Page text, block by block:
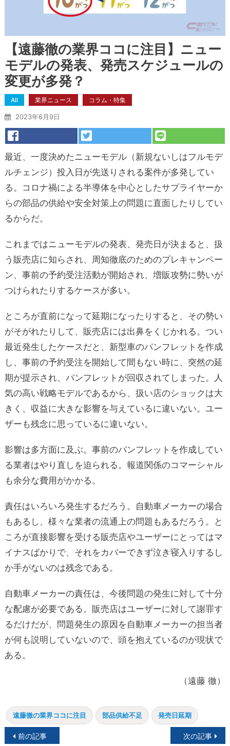
【遠藤徹の業界ココに注目】ニュー
モデルの発表、発売スケジュールの
変更が多発？
All 業界ニュース コラム・特集
2023年6月9日
最近、一度決めたニューモデル（新規ないしはフルモデ
ルチェンジ）投入日が先送りされる案件が多発してい
る。コロナ禍による半導体を中心としたサプライヤーか
らの部品の供給や安全対策上の問題に直面したりしてい
るからだ。
これまではニューモデルの発表、発売日が決まると、扱
う販売店に知らされ、周知徹底のためのプレキャンペー
ン、事前の予約受注活動が開始され、増販攻勢に勢いが
つけられたりするケースが多い。
ところが直前になって延期になったりすると、その勢い
がそがれたりして、販売店には出鼻をくじかれる。つい
最近発生したケースだと、新型車のパンフレットを作成
し、事前の予約受注を開始して間もない時に、突然の延
期が提示され、パンフレットが回収されてしまった。人
気の高い戦略モデルであるから、扱い店のショックは大
きく、収益に大きな影響を与えているに違いない。ユー
ザーも残念に思っているに違いない。
影響は多方面に及ぶ。事前のパンフレットを作成してい
る業者はやり直しを迫られる。報道関係のコマーシャル
も余分な費用がかかる。
責任はいろいろ発生するだろう。自動車メーカーの場合
もあるし、様々な業者の流通上の問題もあるだろう。と
ころが直接影響を受ける販売店やユーザーにとってはマ
イナスばかりで、それをカバーできず泣き寝入りするし
か手がないのは残念である。
自動車メーカーの責任は、今後問題の発生に対して十分
な配慮が必要である。販売店はユーザーに対して謝罪す
るだけだが、問題発生の原因を自動車メーカーの担当者
が何も説明していないので、頭を抱えているのが現状で
ある。
（遠藤 徹）
遠藤徹の業界ココに注目 部品供給不足 発売日延期
投前の記事 次の記事